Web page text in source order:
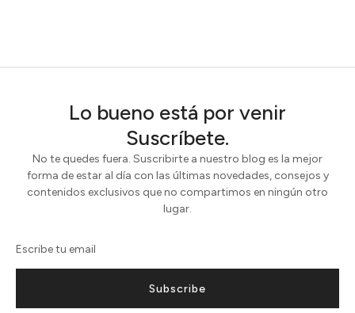
Lo bueno está por venir
Suscríbete.
No te quedes fuera. Suscribirte a nuestro blog es la mejor
forma de estar al día con las últimas novedades, consejos y
contenidos exclusivos que no compartimos en ningún otro
lugar.
Subscribe